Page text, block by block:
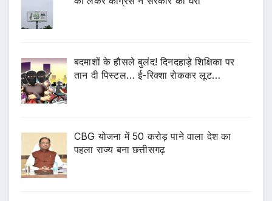
बदमाशों के हौसले बुलंद! दिनदहाड़े शिक्षिका पर
तान दी पिस्टल… ई-रिक्शा रोककर लूट…
CBG योजना में 50 करोड़ पाने वाला देश का
पहला राज्य बना छत्तीसगढ़